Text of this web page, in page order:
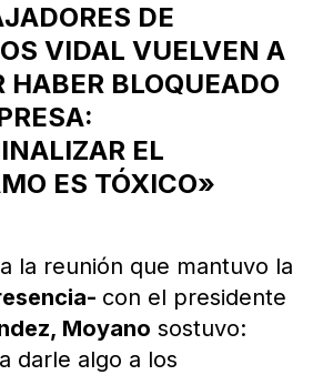
DE
VIDAL VUELVEN A
HABER BLOQUEADO
EL
ES TÓXICO»
la reunión que mantuvo la
con el presidente
Moyano sostuvo:
darle algo a los